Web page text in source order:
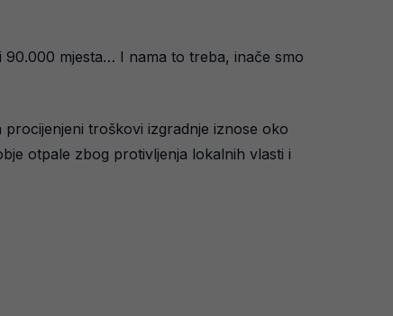
90.000 mjesta… I nama to treba, inače smo
troškovi izgradnje iznose oko
otpale zbog protivljenja lokalnih vlasti i